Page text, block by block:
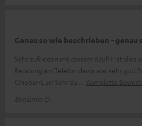
Genau so wie beschrieben - genau
Sehr zufrieden mit diesem Kauf! Hat alles
Beratung am Telefon davor war sehr gut!
Cinebar-Lux! Sehr zu
Komplette
Benjamin O.